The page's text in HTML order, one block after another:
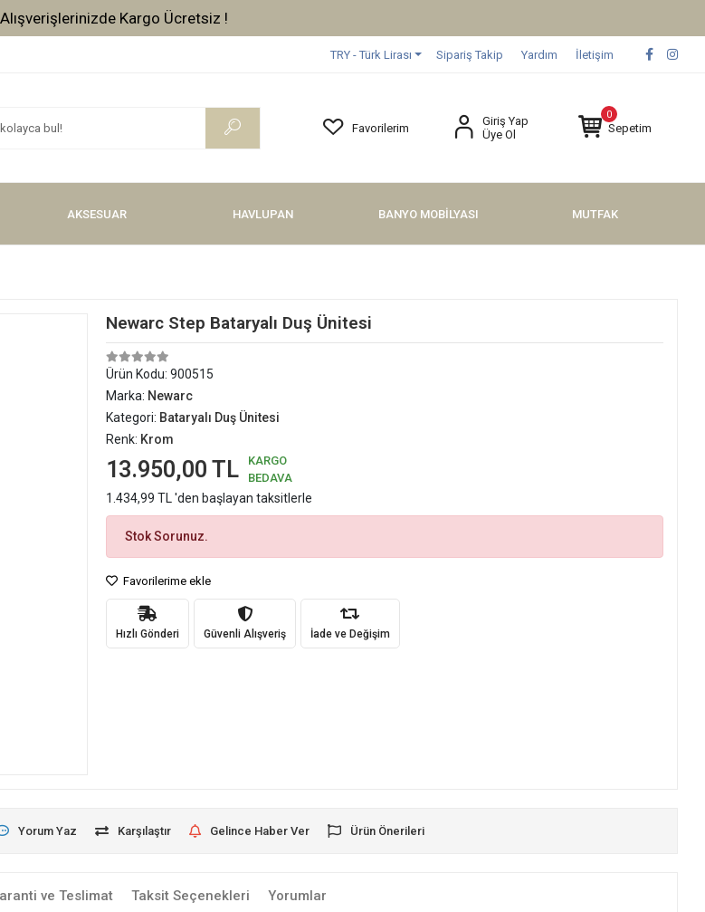
Kargo Ücretsiz !
TRY - Türk Lirası Sipariş Takip Yardım İletişim
Favorilerim
Giriş Yap
Üye Ol
0
Sepetim
AKSESUAR HAVLUPAN BANYO MOBİLYASI MUTFAK
Newarc Step Bataryalı Duş Ünitesi
Ürün Kodu: 900515
Marka: Newarc
Kategori: Bataryalı Duş Ünitesi
Renk: Krom
13.950,00 TL
KARGO
BEDAVA
1.434,99 TL 'den başlayan taksitlerle
Stok Sorunuz.
Favorilerime ekle
Hızlı Gönderi Güvenli Alışveriş İade ve Değişim
Yorum Yaz Karşılaştır Gelince Haber Ver Ürün Önerileri
ve Teslimat Taksit Seçenekleri Yorumlar